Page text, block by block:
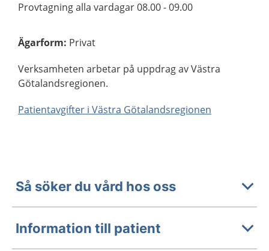
Provtagning alla vardagar 08.00 - 09.00
Ägarform: Privat
Verksamheten arbetar på uppdrag av Västra
Götalandsregionen.
Patientavgifter i Västra Götalandsregionen
Så söker du vård hos oss
Information till patient